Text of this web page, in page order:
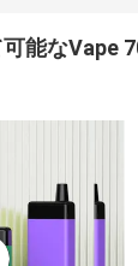
能なVape